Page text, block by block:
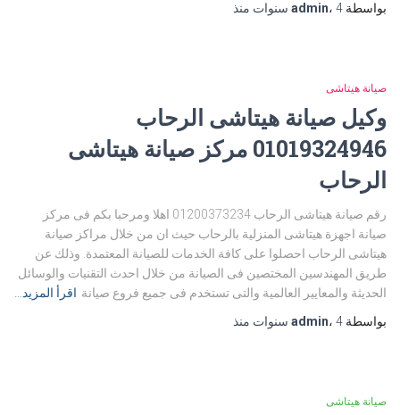
بواسطة
admin، 4 سنوات منذ
صيانة هيتاشى
وكيل صيانة هيتاشى الرحاب
01019324946 مركز صيانة هيتاشى
الرحاب
رقم صيانة هيتاشى الرحاب 01200373234 اهلا ومرحبا بكم فى مركز
صيانة اجهزة هيتاشى المنزلية بالرحاب حيث ان من خلال مراكز صيانة
هيتاشى الرحاب احصلوا على كافة الخدمات للصيانة المعتمدة. وذلك عن
طريق المهندسين المختصين فى الصيانة من خلال احدث التقنيات والوسائل
الحديثة والمعايير العالمية والتى تستخدم فى جميع فروع صيانة اقرأ المزيد…
بواسطة
admin، 4 سنوات منذ
صيانة هيتاشى